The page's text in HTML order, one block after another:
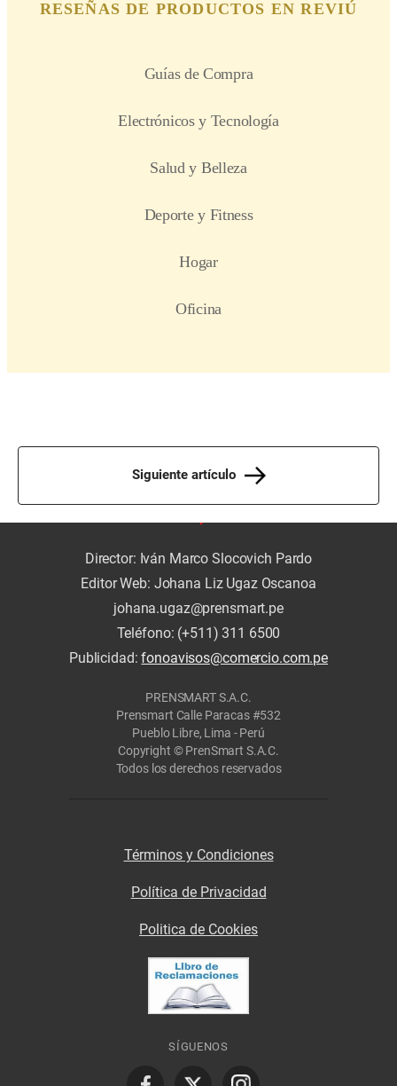
Siguiente artículo
Director: Iván Marco Slocovich Pardo
Editor Web: Johana Liz Ugaz Oscanoa
johana.ugaz@prensmart.pe
Teléfono: (+511) 311 6500
Publicidad:fonoavisos@comercio.com.pe
PRENSMART S.A.C.
Prensmart Calle Paracas #532
Pueblo Libre, Lima - Perú
Copyright © PrenSmart S.A.C.
Todos los derechos reservados
Términos y Condiciones
Política de Privacidad
Politica de Cookies
SÍGUENOS